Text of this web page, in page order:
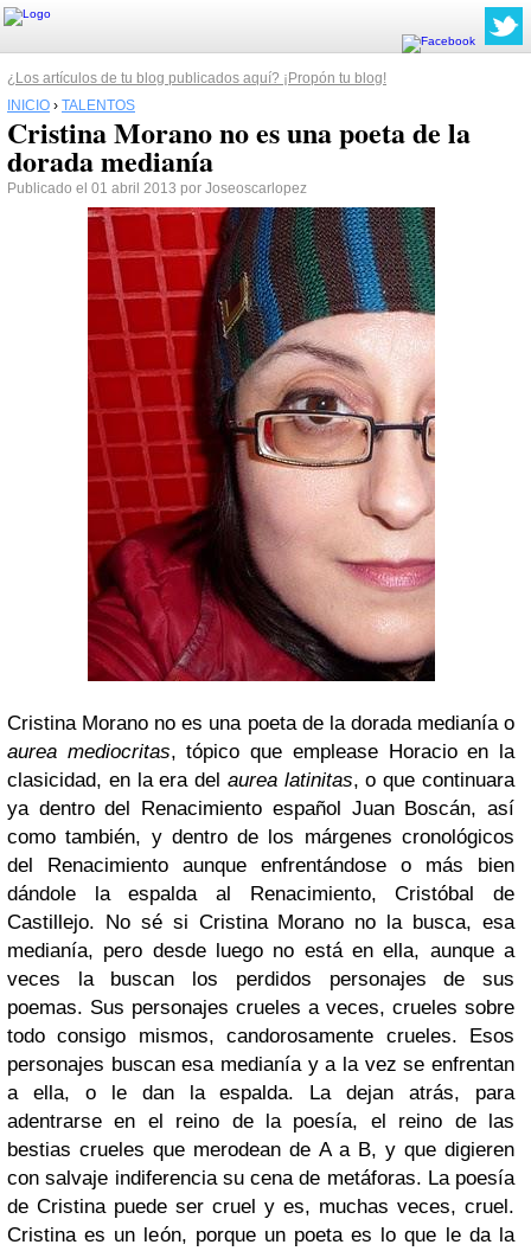
¿Los artículos de tu blog publicados aquí? ¡Propón tu blog!
INICIO › TALENTOS
Cristina Morano no es una poeta de la
dorada medianía
Publicado el 01 abril 2013 por Joseoscarlopez
Cristina Morano no es una poeta de la dorada medianía o
aurea mediocritas, tópico que emplease Horacio en la
clasicidad, en la era del aurea latinitas, o que continuara
ya dentro del Renacimiento español Juan Boscán, así
como también, y dentro de los márgenes cronológicos
del Renacimiento aunque enfrentándose o más bien
dándole la espalda al Renacimiento, Cristóbal de
Castillejo. No sé si Cristina Morano no la busca, esa
medianía, pero desde luego no está en ella, aunque a
veces la buscan los perdidos personajes de sus
poemas. Sus personajes crueles a veces, crueles sobre
todo consigo mismos, candorosamente crueles. Esos
personajes buscan esa medianía y a la vez se enfrentan
a ella, o le dan la espalda. La dejan atrás, para
adentrarse en el reino de la poesía, el reino de las
bestias crueles que merodean de A a B, y que digieren
con salvaje indiferencia su cena de metáforas. La poesía
de Cristina puede ser cruel y es, muchas veces, cruel.
Cristina es un león, porque un poeta es lo que le da la